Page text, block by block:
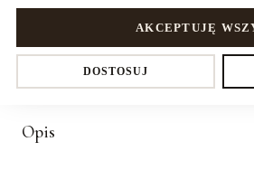
Szczegóły
Opis
DOSTOSUJ
AKCEPTUJĘ
Ustawienia prywatności